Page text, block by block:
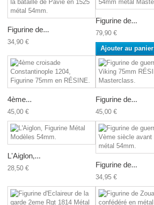
Figurine de...
34,90 €
Figurine de...
79,90 €
Ajouter au panier
4ème...
45,00 €
Figurine de...
45,00 €
L'Aiglon,...
28,50 € Figurine de...
34,95 €